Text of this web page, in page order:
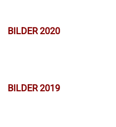
BILDER 2020
BILDER 2019